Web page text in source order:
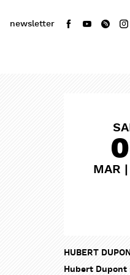
newsletter
MAR
HUBERT
Hubert Dupont